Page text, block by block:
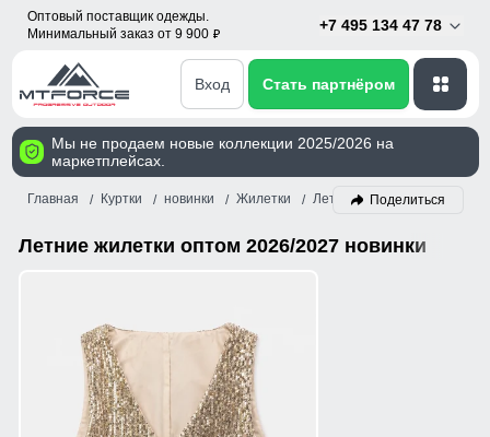
Оптовый поставщик одежды.
Минимальный заказ от 9 900 p
+7 495 134 47 78
Вход Стать партнёром
Мы не продаем новые коллекции 2025/2026 на
маркетплейсах.
Главная Куртки новинки Жилетки Лето Поделиться
Летние жилетки оптом 2026/2027 новинки